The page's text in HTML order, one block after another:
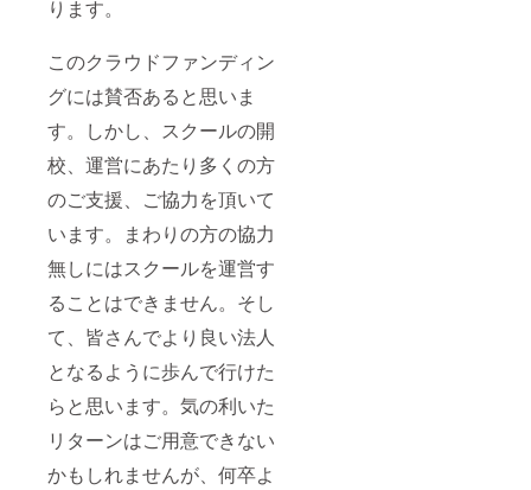
ります。
このクラウドファンディン
グには賛否あると思いま
す。しかし、スクールの開
校、運営にあたり多くの方
のご支援、ご協力を頂いて
います。まわりの方の協力
無しにはスクールを運営す
ることはできません。そし
て、皆さんでより良い法人
となるように歩んで行けた
らと思います。気の利いた
リターンはご用意できない
かもしれませんが、何卒よ